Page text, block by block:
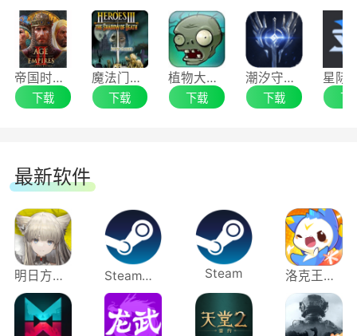
植物大战僵尸年度版和植物大战僵尸有什么区别？
植物大战僵尸年度版发行日期较晚，植物大战僵尸
年度版新加入成就系统，新增了20个成就，加入迪
玩家可以在游戏中自己创建一个僵尸形象，用作
Facebook、Twitter和Steam的头像。无限次重
玩，不会经历两次同样的事件，还可以打出隐藏僵
尸，随时有最新鲜的游戏体验。
帝国时代2
下载
魔法门：英雄无敌
下载
植物大战僵尸
下载
潮汐守望者
下载 下
最新软件
明日方舟：终末地 Steam蒸汽平台 Steam 洛克王国：世界